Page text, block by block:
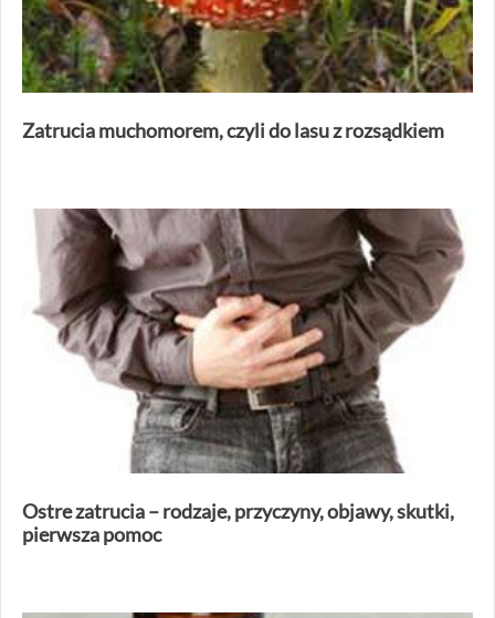
Zatrucia muchomorem, czyli do lasu z rozsądkiem
Ostre zatrucia – rodzaje, przyczyny, objawy, skutki,
pierwsza pomoc